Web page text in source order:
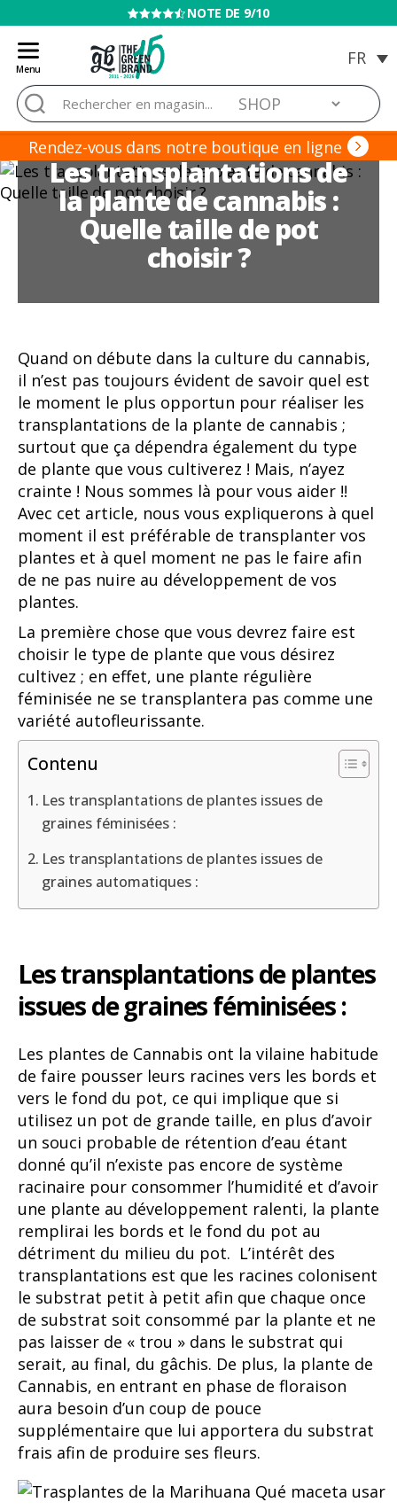
VENTE INTERDITE AUX MINEURS
Menu
Blog
de
Grow
Barato
Rechercher :
Rendez-vous dans notre boutique en ligne
Les transplantations de
la plante de cannabis :
Quelle taille de pot
choisir ?
Quand on débute dans la culture du cannabis,
il n’est pas toujours évident de savoir quel est
le moment le plus opportun pour réaliser les
transplantations de la plante de cannabis ;
surtout que ça dépendra également du type
de plante que vous cultiverez ! Mais, n’ayez
crainte ! Nous sommes là pour vous aider !!
Avec cet article, nous vous expliquerons à quel
moment il est préférable de transplanter vos
plantes et à quel moment ne pas le faire afin
de ne pas nuire au développement de vos
plantes.
La première chose que vous devrez faire est
choisir le type de plante que vous désirez
cultivez ; en effet, une plante régulière
féminisée ne se transplantera pas comme une
variété autofleurissante.
Contenu
Les transplantations de plantes issues de
graines féminisées :
Les transplantations de plantes issues de
graines automatiques :
Les transplantations de plantes
issues de graines féminisées :
Les plantes de Cannabis ont la vilaine habitude
de faire pousser leurs racines vers les bords et
vers le fond du pot, ce qui implique que si
utilisez un pot de grande taille, en plus d’avoir
un souci probable de rétention d’eau étant
donné qu’il n’existe pas encore de système
racinaire pour consommer l’humidité et d’avoir
une plante au développement ralenti, la plante
remplirai les bords et le fond du pot au
détriment du milieu du pot. L’intérêt des
transplantations est que les racines colonisent
le substrat petit à petit afin que chaque once
de substrat soit consommé par la plante et ne
pas laisser de « trou » dans le substrat qui
serait, au final, du gâchis. De plus, la plante de
Cannabis, en entrant en phase de floraison
aura besoin d’un coup de pouce
supplémentaire que lui apportera du substrat
frais afin de produire ses fleurs.